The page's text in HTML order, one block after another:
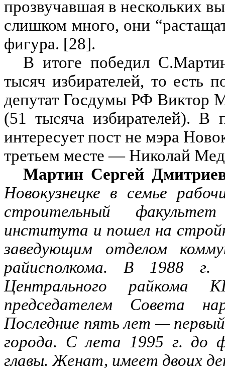
прозвучавшая в нескольких
слишком много, они
фигура. [28].
В итоге победил
тысяч избирателей, то есть
депутат Госдумы РФ Виктор
(51 тысяча избирателей). В
интересует пост не мэра
третьем месте — Николай
Мартин Сергей
Новокузнецке в семье
строительный факультет
института и пошел на
заведующим отделом
райисполкома. В 1988 г.
Центрального
председателем Совета
Последние пять лет —
города. С лета 1995 г. до
главы. Женат, имеет двоих